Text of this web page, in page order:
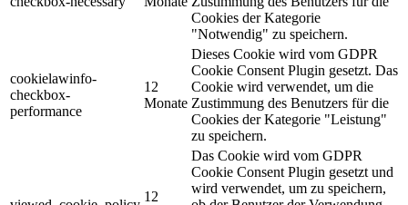
Cookies der Kategorie
"Notwendig" zu speichern.
cookielawinfo-
checkbox-
performance
12
Monate
Dieses Cookie wird vom GDPR
Cookie Consent Plugin gesetzt. Das
Cookie wird verwendet, um die
Zustimmung des Benutzers für die
Cookies der Kategorie "Leistung"
zu speichern.
12
Das Cookie wird vom GDPR
Cookie Consent Plugin gesetzt und
wird verwendet, um zu speichern,